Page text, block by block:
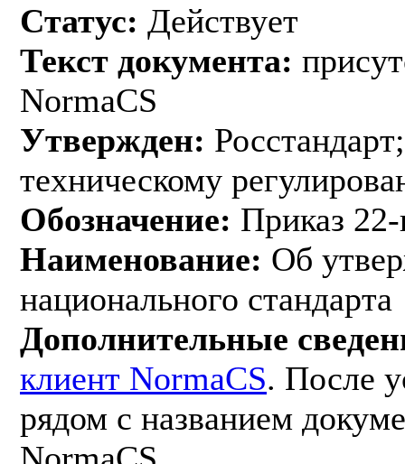
Статус: Действует
Текст документа:
NormaCS
Утвержден:
техническому
Обозначение: Приказ
Наименование: Об
национального стандарта
Дополнительные
клиент NormaCS. После
рядом с названием